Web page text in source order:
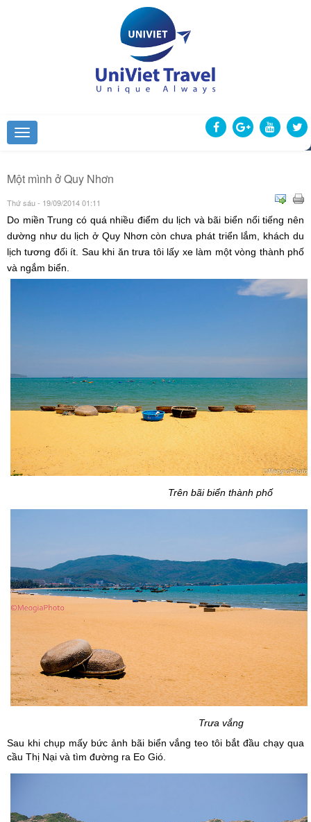
Một mình ở Quy Nhơn
Thứ sáu - 19/09/2014 01:11
Do miền Trung có quá nhiều điểm du lịch và bãi biển nổi tiếng nên
dường như du lịch ở Quy Nhơn còn chưa phát triển lắm, khách du
lịch tương đối ít. Sau khi ăn trưa tôi lấy xe làm một vòng thành phố
và ngắm biển.
Trên bãi biển thành phố
Trưa vắng
Sau khi chụp mấy bức ảnh bãi biển vắng teo tôi bắt đầu chạy qua
cầu Thị Nại và tìm đường ra Eo Gió.